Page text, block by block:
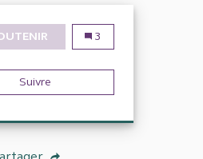
LUTTE CONTRE LA
Lutte contre la fraude
3
Suivre